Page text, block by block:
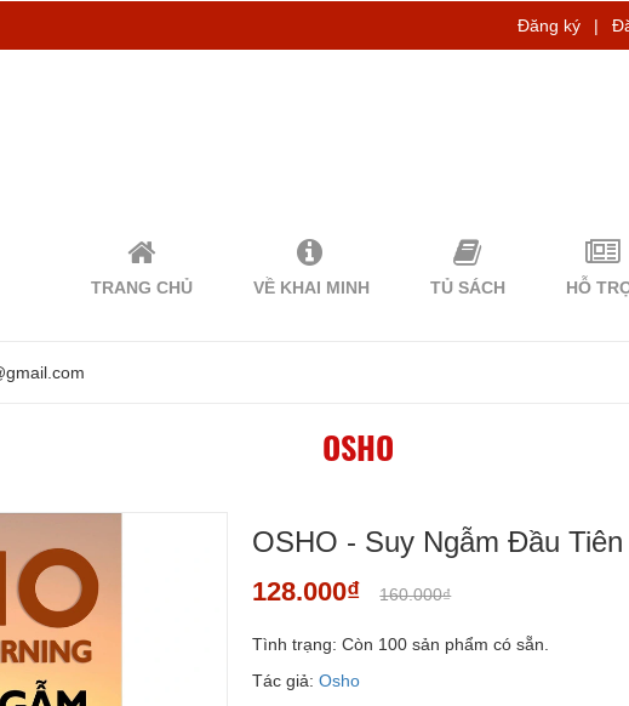
Đăng ký |
TRANG CHỦ VỀ KHAI MINH TỦ SÁCH HỖ
OSHO
OSHO - Suy Ngẫm Đầu
128.000₫ 160.000₫
Tình trạng: Còn 100 sản phẩm có sẵn.
Tác giả:Osho